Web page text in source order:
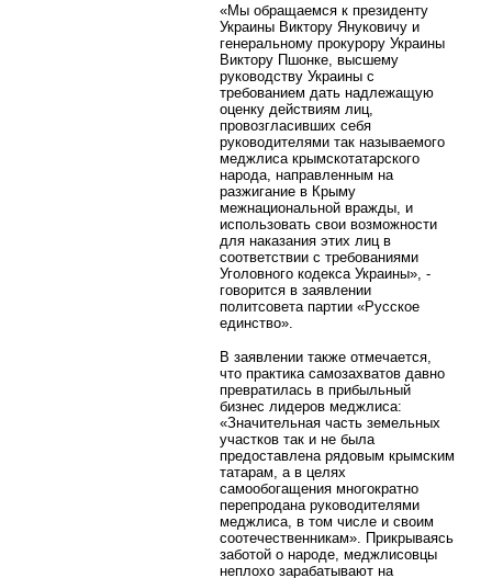
«Мы обращаемся к президенту
Украины Виктору Януковичу и
генеральному прокурору Украины
Виктору Пшонке, высшему
руководству Украины с
требованием дать надлежащую
оценку действиям лиц,
провозгласивших себя
руководителями так называемого
меджлиса крымскотатарского
народа, направленным на
разжигание в Крыму
межнациональной вражды, и
использовать свои возможности
для наказания этих лиц в
соответствии с требованиями
Уголовного кодекса Украины», -
говорится в заявлении
политсовета партии «Русское
единство».
В заявлении также отмечается,
что практика самозахватов давно
превратилась в прибыльный
бизнес лидеров меджлиса:
«Значительная часть земельных
участков так и не была
предоставлена рядовым крымским
татарам, а в целях
самообогащения многократно
перепродана руководителями
меджлиса, в том числе и своим
соотечественникам». Прикрываясь
заботой о народе, меджлисовцы
неплохо зарабатывают на